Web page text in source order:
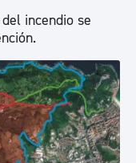
incendio se